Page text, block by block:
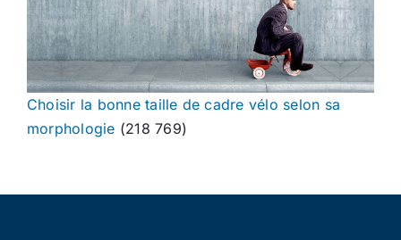
Choisir la bonne taille de cadre vélo selon sa
morphologie (218 769)